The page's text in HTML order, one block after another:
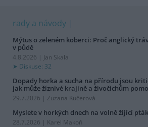
rady a návody
Mýtus o zeleném koberci: Proč anglický
v půdě
4.8.2026 | Jan Skala
Diskuse: 32
Dopady horka a sucha na přírodu jsou
jak může žíznivé krajině a živočichům
29.7.2026 | Zuzana Kučerová
Myslete v horkých dnech na volně žijící
28.7.2026 | Karel Makoň